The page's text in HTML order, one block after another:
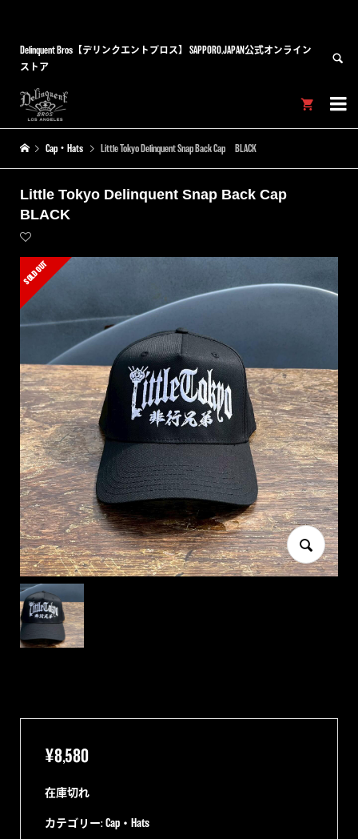
Delinquent Bros【デリンクエントブロス】 SAPPORO,JAPAN公式オンライン
ストア


Cap・Hats Little Tokyo Delinquent Snap Back Cap BLACK
Little Tokyo Delinquent Snap Back Cap
BLACK
SOLD OUT
¥8,580
在庫切れ
カテゴリー:Cap・Hats